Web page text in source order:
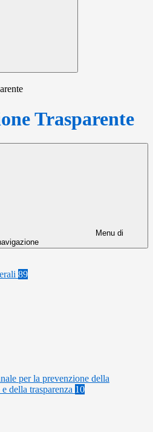
Trasparente
Menu di
89
per la prevenzione della
della trasparenza 10